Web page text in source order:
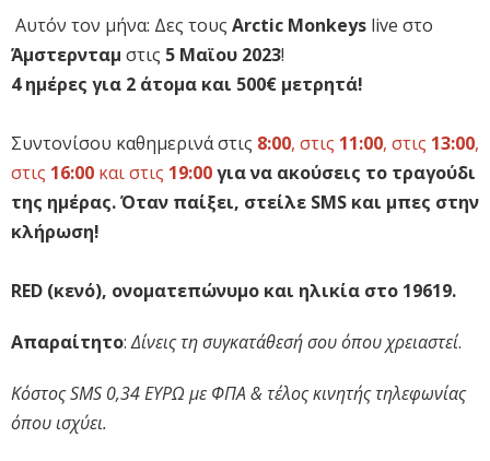
Αυτόν τον μήνα: Δες τους Arctic Monkeys live στο
Άμστερνταμ στις 5 Μαϊου 2023!
4 ημέρες για 2 άτομα και 500€ μετρητά!
Συντονίσου καθημερινά στις 8:00, στις 11:00, στις 13:00,
στις 16:00 και στις 19:00για να ακούσεις το τραγούδι
της ημέρας. Όταν παίξει, στείλε SMS και μπες στην
κλήρωση!
RED (κενό), ονοματεπώνυμο και ηλικία στο 19619.
Απαραίτητο:Δίνεις τη συγκατάθεσή σου όπου χρειαστεί.
Κόστος SMS 0,34 ΕΥΡΩ με ΦΠΑ & τέλος κινητής τηλεφωνίας
όπου ισχύει.